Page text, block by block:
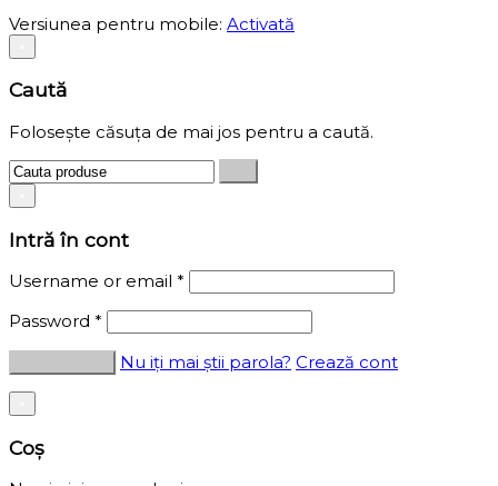
Versiunea pentru mobile: Activată
Caută
Folosește căsuța de mai jos pentru a caută.
Intră în cont
Username or email *
Password *
Nu iți mai știi parola? Crează cont
Coș